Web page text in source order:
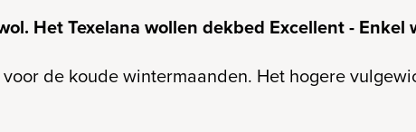
Het Texelana wollen dekbed Excellent - Enkel
de koude wintermaanden. Het hogere